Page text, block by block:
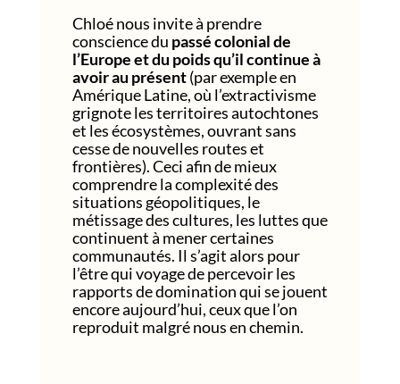
Chloé nous invite à prendre
conscience du passé colonial de
l’Europe et du poids qu’il continue à
avoir au présent(par exemple en
Amérique Latine, où l’extractivisme
grignote les territoires autochtones
et les écosystèmes, ouvrant sans
cesse de nouvelles routes et
frontières). Ceci afin de mieux
comprendre la complexité des
situations géopolitiques, le
métissage des cultures, les luttes que
continuent à mener certaines
communautés. Il s’agit alors pour
l’être qui voyage de percevoir les
rapports de domination qui se jouent
encore aujourd’hui, ceux que l’on
reproduit malgré nous en chemin.